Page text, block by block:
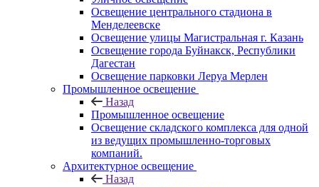
Освещение центрального стадиона в
Менделеевске
Освещение улицы Магистральная г. Казань
Освещение города Буйнакск, Республики
Дагестан
Освещение парковки Леруа Мерлен
Промышленное освещение
Назад
Промышленное освещение
Освещение складского комплекса для одной
из ведущих промышленно-торговых
компаний.
Архитектурное освещение
Назад